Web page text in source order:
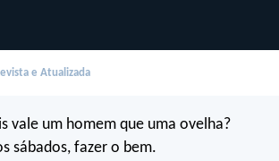
e Atualizada
vale um homem que uma ovelha?
sábados, fazer o bem.